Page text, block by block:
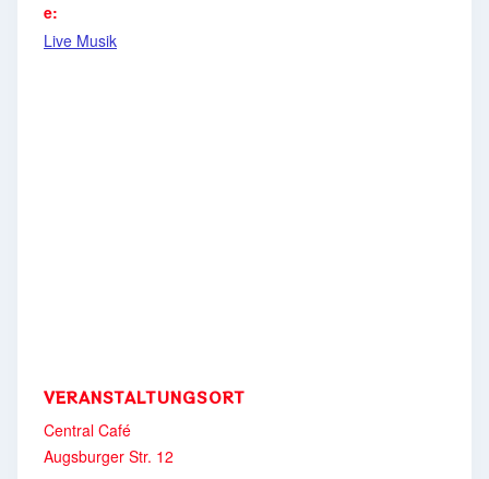
e:
Live Musik
VERANSTALTUNGSORT
Central Café
Augsburger Str. 12